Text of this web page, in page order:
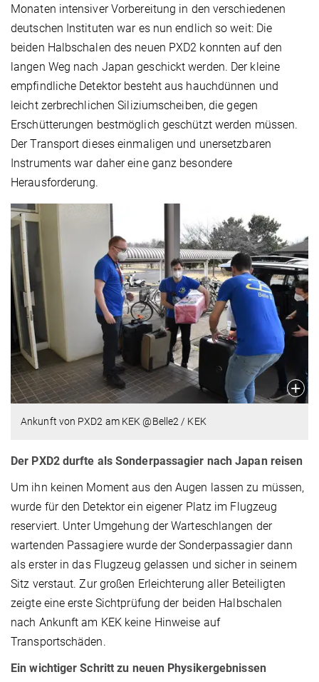
Monaten intensiver Vorbereitung in den verschiedenen
deutschen Instituten war es nun endlich so weit: Die
beiden Halbschalen des neuen PXD2 konnten auf den
langen Weg nach Japan geschickt werden. Der kleine
empfindliche Detektor besteht aus hauchdünnen und
leicht zerbrechlichen Siliziumscheiben, die gegen
Erschütterungen bestmöglich geschützt werden müssen.
Der Transport dieses einmaligen und unersetzbaren
Instruments war daher eine ganz besondere
Herausforderung.
Ankunft von PXD2 am KEK @Belle2 / KEK
Der PXD2 durfte als Sonderpassagier nach Japan reisen
Um ihn keinen Moment aus den Augen lassen zu müssen,
wurde für den Detektor ein eigener Platz im Flugzeug
reserviert. Unter Umgehung der Warteschlangen der
wartenden Passagiere wurde der Sonderpassagier dann
als erster in das Flugzeug gelassen und sicher in seinem
Sitz verstaut. Zur großen Erleichterung aller Beteiligten
zeigte eine erste Sichtprüfung der beiden Halbschalen
nach Ankunft am KEK keine Hinweise auf
Transportschäden.
Ein wichtiger Schritt zu neuen Physikergebnissen